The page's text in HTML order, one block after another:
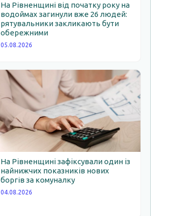
На Рівненщині від початку року на
водоймах загинули вже 26 людей:
рятувальники закликають бути
обережними
05.08.2026
На Рівненщині зафіксували один із
найнижчих показників нових
боргів за комуналку
04.08.2026